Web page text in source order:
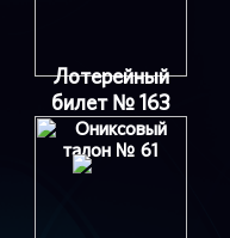
Лотерейный
билет № 163